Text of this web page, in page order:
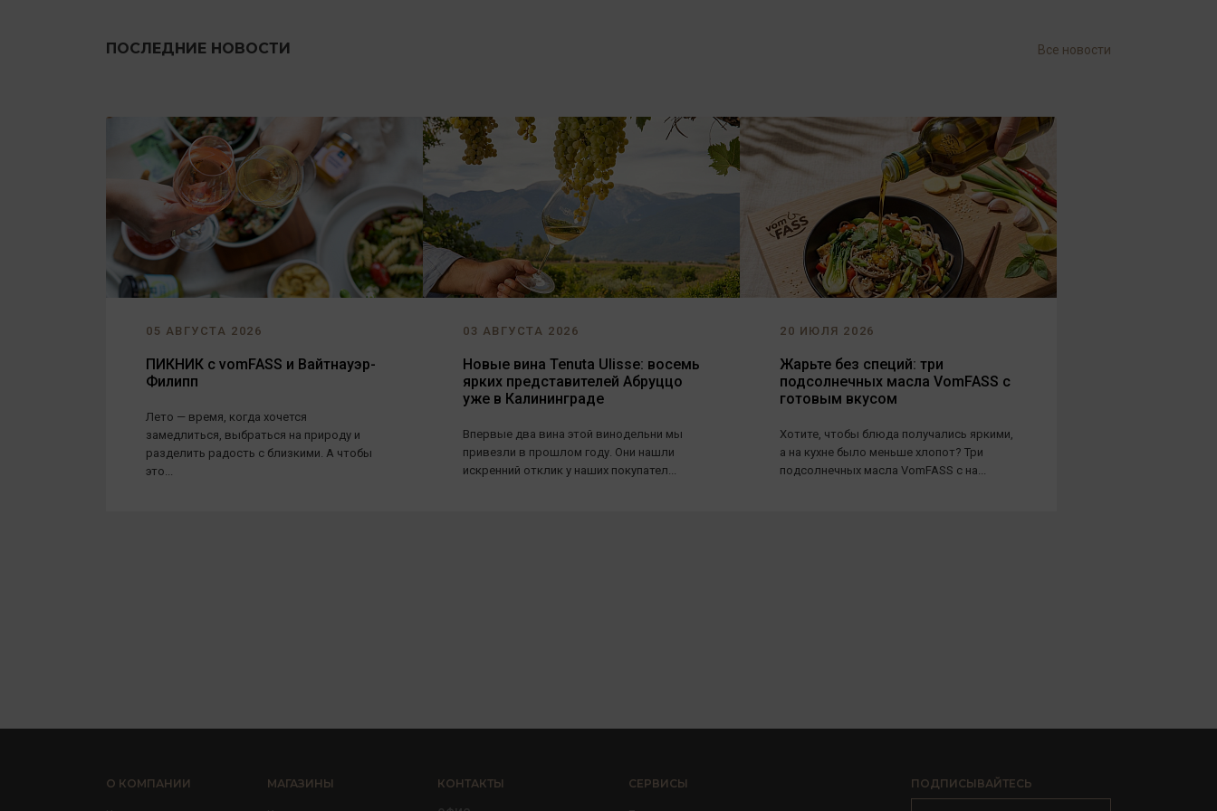
ПОСЛЕДНИЕ НОВОСТИ Все новости
05 АВГУСТА 2026
ПИКНИК с vomFASS и Вайтнауэр-
Филипп
Лето — время, когда хочется
замедлиться, выбраться на природу и
разделить радость с близкими. А чтобы
это...
03 АВГУСТА 2026
Новые вина Tenuta Ulisse: восемь
ярких представителей Абруццо
уже в Калининграде
Впервые два вина этой винодельни мы
привезли в прошлом году. Они нашли
искренний отклик у наших покупател...
20 ИЮЛЯ 2026
Жарьте без специй: три
подсолнечных масла VomFASS с
готовым вкусом
Хотите, чтобы блюда получались яркими,
а на кухне было меньше хлопот? Три
подсолнечных масла VomFASS с на...
О КОМПАНИИ МАГАЗИНЫ КОНТАКТЫ СЕРВИСЫ ПОДПИСЫВАЙТЕСЬ